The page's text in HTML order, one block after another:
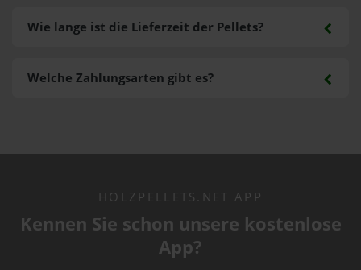
Welche Zahlungsarten gibt es?
Wie lange ist die Lieferzeit der Pellets?
HOLZPELLETS.NET APP
Kennen Sie schon unsere kostenlose
App?